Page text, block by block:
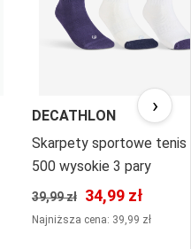
DECATHLON
Skarpety sportowe tenis
500 wysokie 3 pary
39,99 zł 34,99 zł
Najniższa cena: 39,99 zł
›